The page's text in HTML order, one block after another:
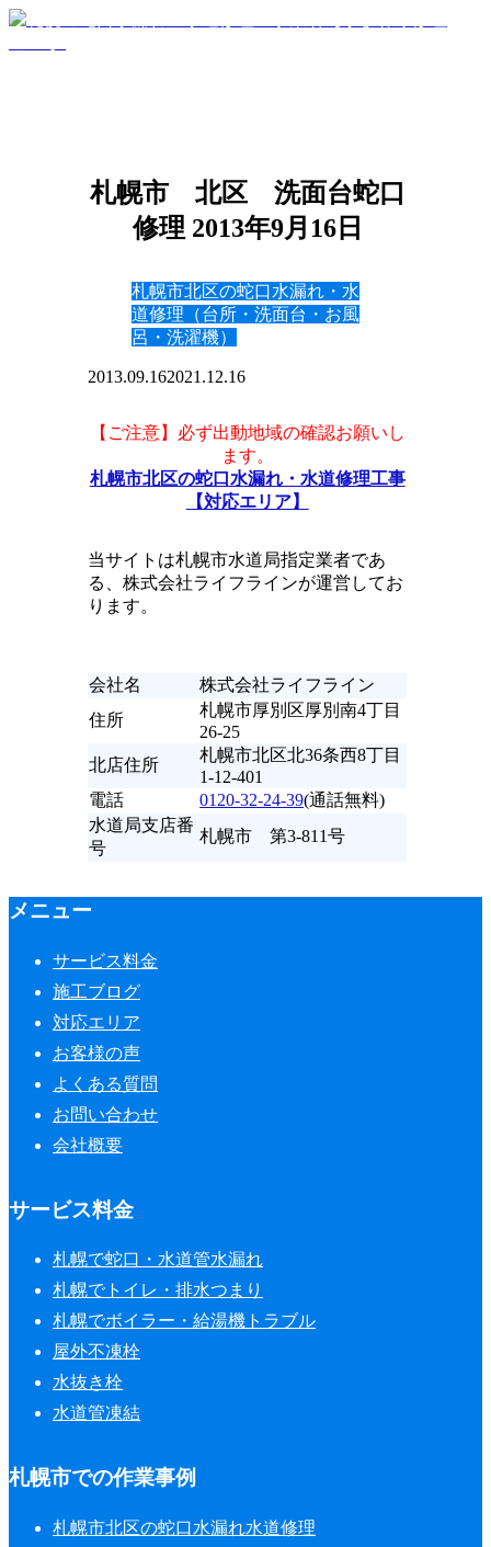
札幌市 北区 洗面台蛇口
修理 2013年9月16日
札幌市北区の蛇口水漏れ・水
道修理（台所・洗面台・お風
呂・洗濯機）
2013.09.162021.12.16
【ご注意】必ず出動地域の確認お願いし
ます。
札幌市北区の蛇口水漏れ・水道修理工事
【対応エリア】
当サイトは札幌市水道局指定業者であ
る、株式会社ライフラインが運営してお
ります。
会社名
株式会社ライフライン
住所
札幌市厚別区厚別南4丁目
26-25
北店住所
札幌市北区北36条西8丁目
1-12-401
電話
0120-32-24-39(通話無料)
水道局支店番
号
札幌市 第3-811号
メニュー
サービス料金
施工ブログ
対応エリア
お客様の声
よくある質問
お問い合わせ
会社概要
サービス料金
札幌で蛇口・水道管水漏れ
札幌でトイレ・排水つまり
札幌でボイラー・給湯機トラブル
屋外不凍栓
水抜き栓
水道管凍結
札幌市での作業事例
札幌市北区の蛇口水漏れ水道修理